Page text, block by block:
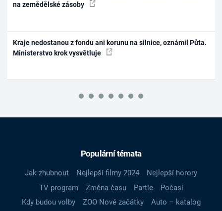
na zemědělské zásoby
Kraje nedostanou z fondu ani korunu na silnice, oznámil Půta.
Ministerstvo krok vysvětluje
Populární témata
Jak zhubnout Nejlepší filmy 2024
Nejlepší horory
TV program
Změna času Partie
Počasí
Kdy budou volby
ZOO Nové začátky
Auto – katalog